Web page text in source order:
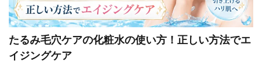
たるみ毛穴ケアの化粧水の使い方！正しい方法でエ
イジングケア